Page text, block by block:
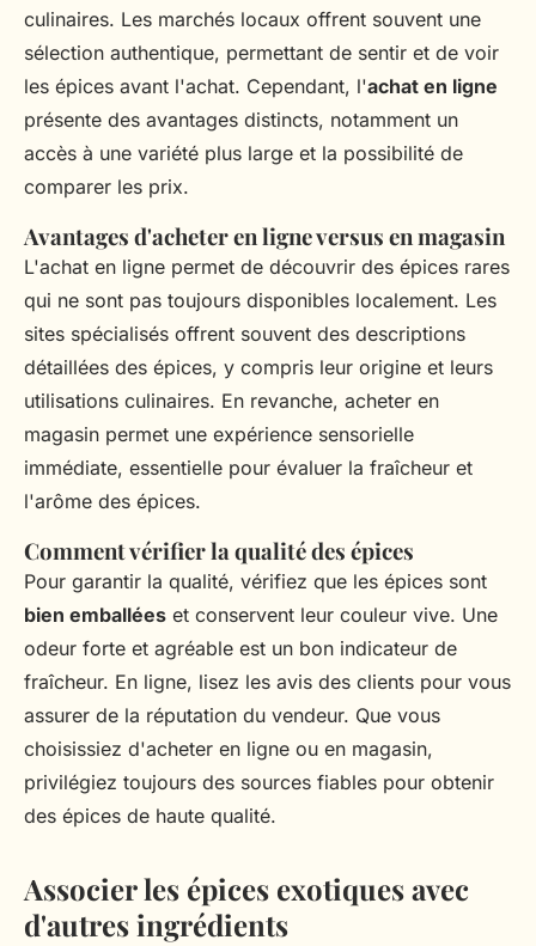
culinaires. Les marchés locaux offrent souvent une
sélection authentique, permettant de sentir et de voir
les épices avant l'achat. Cependant, l'achat en ligne
présente des avantages distincts, notamment un
accès à une variété plus large et la possibilité de
comparer les prix.
Avantages d'acheter en ligne versus en magasin
L'achat en ligne permet de découvrir des épices rares
qui ne sont pas toujours disponibles localement. Les
sites spécialisés offrent souvent des descriptions
détaillées des épices, y compris leur origine et leurs
utilisations culinaires. En revanche, acheter en
magasin permet une expérience sensorielle
immédiate, essentielle pour évaluer la fraîcheur et
l'arôme des épices.
Comment vérifier la qualité des épices
Pour garantir la qualité, vérifiez que les épices sont
bien emballées et conservent leur couleur vive. Une
odeur forte et agréable est un bon indicateur de
fraîcheur. En ligne, lisez les avis des clients pour vous
assurer de la réputation du vendeur. Que vous
choisissiez d'acheter en ligne ou en magasin,
privilégiez toujours des sources fiables pour obtenir
des épices de haute qualité.
Associer les épices exotiques avec
d'autres ingrédients